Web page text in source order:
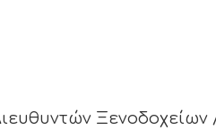
Ξενοδοχείων